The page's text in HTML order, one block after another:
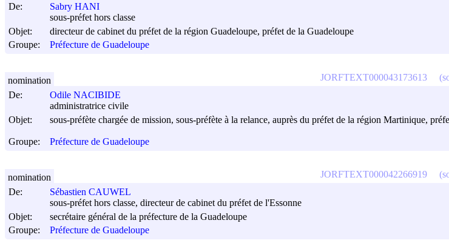
De:
Sabry HANI
sous-préfet hors classe
Objet:
directeur de cabinet du préfet de la région Guadeloupe, préfet de la Guadeloupe
Groupe:
Préfecture de Guadeloupe
De:
Odile NACIBIDE
administratrice civile
Objet:
sous-préfète chargée de mission, sous-préfète à la relance, auprès du préfet de la région Martinique,
Groupe: Préfecture de Guadeloupe
JORFTEXT000043173613
nomination
De:
Sébastien CAUWEL
sous-préfet hors classe, directeur de cabinet du préfet de l'Essonne
Objet:
secrétaire général de la préfecture de la Guadeloupe
Groupe:
Préfecture de Guadeloupe
JORFTEXT000042266919
nomination